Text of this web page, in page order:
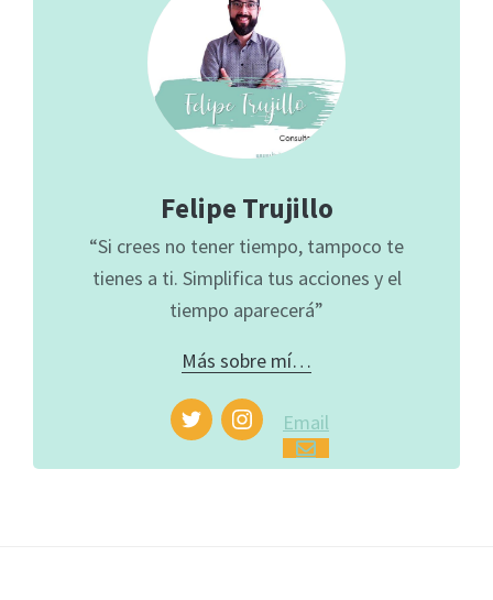
Felipe Trujillo
“Si crees no tener tiempo, tampoco te
tienes a ti. Simplifica tus acciones y el
tiempo aparecerá”
Más sobre mí…
Email